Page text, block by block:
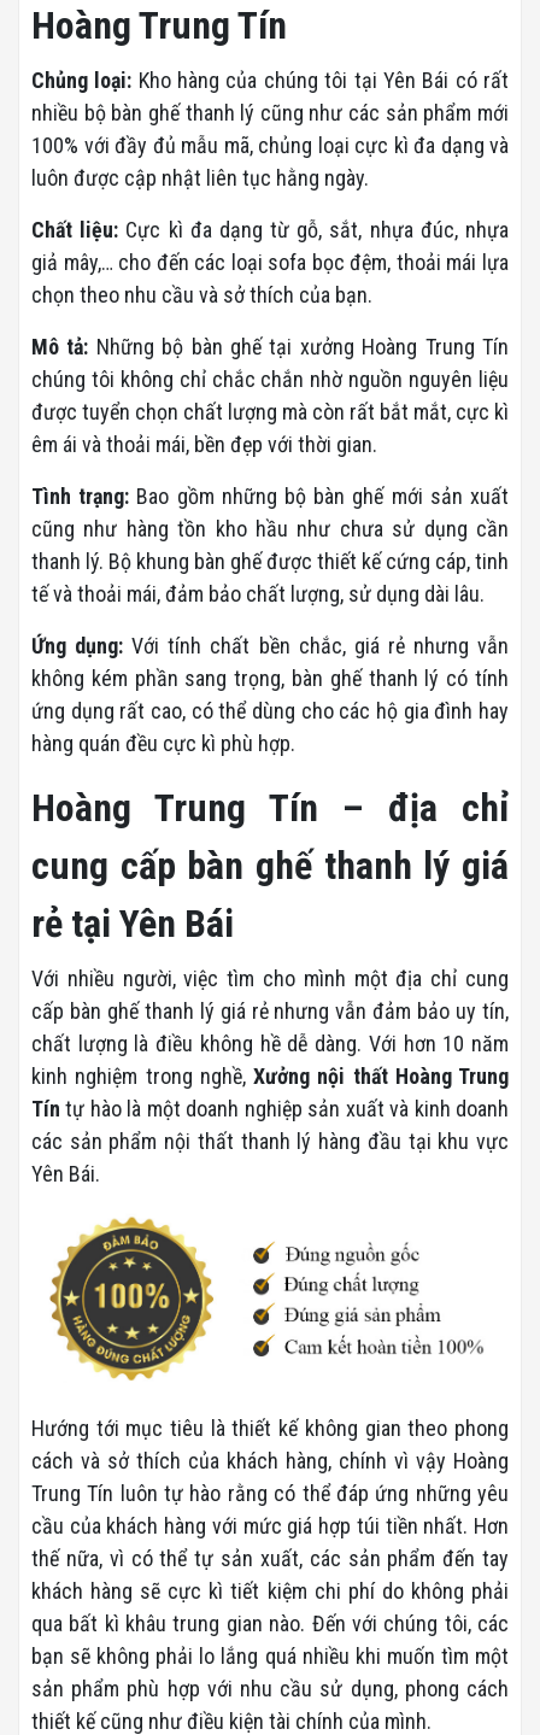
Hoàng Trung Tín
Chủng loại: Kho hàng của chúng tôi tại Yên Bái có rất
nhiều bộ bàn ghế thanh lý cũng như các sản phẩm mới
100% với đầy đủ mẫu mã, chủng loại cực kì đa dạng và
luôn được cập nhật liên tục hằng ngày.
Chất liệu: Cực kì đa dạng từ gỗ, sắt, nhựa đúc, nhựa
giả mây,… cho đến các loại sofa bọc đệm, thoải mái lựa
chọn theo nhu cầu và sở thích của bạn.
Mô tả: Những bộ bàn ghế tại xưởng Hoàng Trung Tín
chúng tôi không chỉ chắc chắn nhờ nguồn nguyên liệu
được tuyển chọn chất lượng mà còn rất bắt mắt, cực kì
êm ái và thoải mái, bền đẹp với thời gian.
Tình trạng: Bao gồm những bộ bàn ghế mới sản xuất
cũng như hàng tồn kho hầu như chưa sử dụng cần
thanh lý. Bộ khung bàn ghế được thiết kế cứng cáp, tinh
tế và thoải mái, đảm bảo chất lượng, sử dụng dài lâu.
Ứng dụng: Với tính chất bền chắc, giá rẻ nhưng vẫn
không kém phần sang trọng, bàn ghế thanh lý có tính
ứng dụng rất cao, có thể dùng cho các hộ gia đình hay
hàng quán đều cực kì phù hợp.
Hoàng Trung Tín – địa chỉ
cung cấp bàn ghế thanh lý giá
rẻ tại Yên Bái
Với nhiều người, việc tìm cho mình một địa chỉ cung
cấp bàn ghế thanh lý giá rẻ nhưng vẫn đảm bảo uy tín,
chất lượng là điều không hề dễ dàng. Với hơn 10 năm
kinh nghiệm trong nghề, Xưởng nội thất Hoàng Trung
Tín tự hào là một doanh nghiệp sản xuất và kinh doanh
các sản phẩm nội thất thanh lý hàng đầu tại khu vực
Yên Bái.
Hướng tới mục tiêu là thiết kế không gian theo phong
cách và sở thích của khách hàng, chính vì vậy Hoàng
Trung Tín luôn tự hào rằng có thể đáp ứng những yêu
cầu của khách hàng với mức giá hợp túi tiền nhất. Hơn
thế nữa, vì có thể tự sản xuất, các sản phẩm đến tay
khách hàng sẽ cực kì tiết kiệm chi phí do không phải
qua bất kì khâu trung gian nào. Đến với chúng tôi, các
bạn sẽ không phải lo lắng quá nhiều khi muốn tìm một
sản phẩm phù hợp với nhu cầu sử dụng, phong cách
thiết kế cũng như điều kiện tài chính của mình.